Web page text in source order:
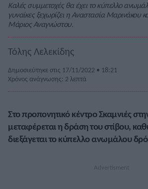
Καλές συμμετοχές θα έχει το κύπελλο
γυναίκες ξεχωρίζει η Αναστασία Μαρινάκου
Μάριος Αναγνώστου.
Τόλης Λελεκίδης
Δημοσιεύτηκε στις 17/11/2022 • 18:21
Χρόνος ανάγνωσης: 2 λεπτά
Στο προπονητικό κέντρο Σκαμνιές
μεταφέρεται η δράση του στίβου,
διεξάγεται το κύπελλο ανωμάλου